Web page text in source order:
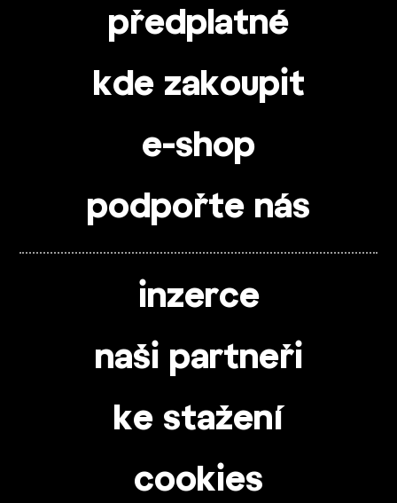
předplatné
kde zakoupit
e-shop
podpořte nás
inzerce
naši partneři
ke stažení
cookies